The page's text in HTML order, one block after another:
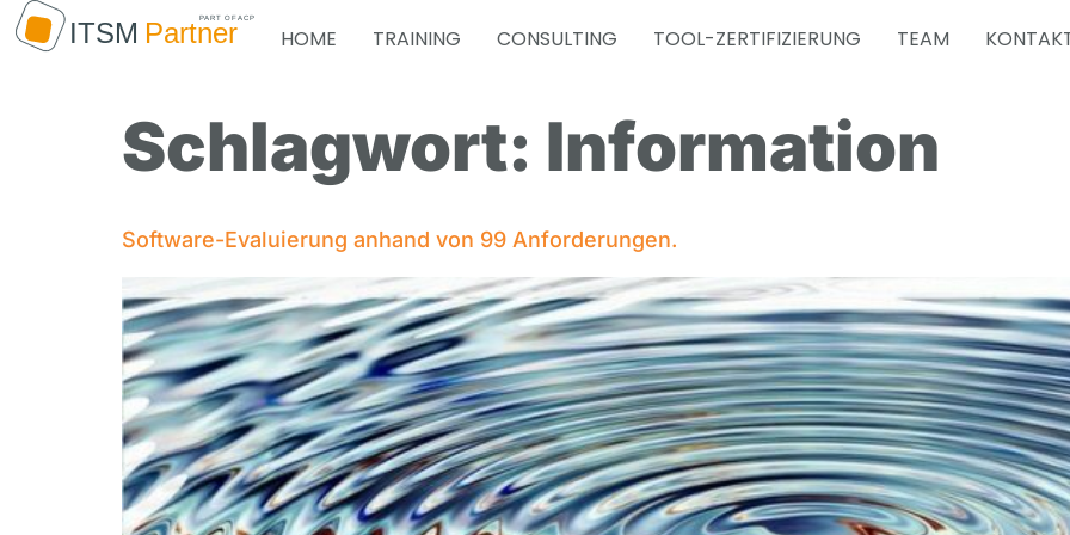
HOME TRAINING CONSULTING TOOL-ZERTIFIZIERUNG TEAM
Schlagwort: Information
Software-Evaluierung anhand von 99 Anforderungen.